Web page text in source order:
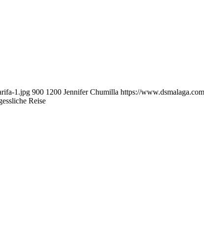
1.jpg 900 1200 Jennifer Chumilla https://
Reise